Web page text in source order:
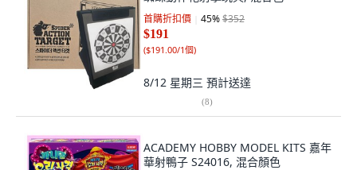
首購折扣價 45%$352
$191
($191.00/1個)
8/12 星期三 預計送達
(8)
ACADEMY HOBBY MODEL KITS 嘉年
華射鴨子 S24016, 混合顏色